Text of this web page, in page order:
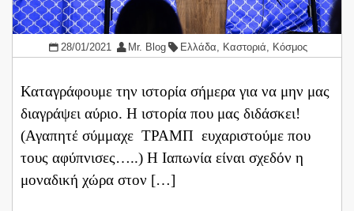
28/01/2021 Mr. Blog Ελλάδα Καστοριά Κόσμος
Καταγράφουμε την ιστορία σήμερα για να μην μας
διαγράψει αύριο. Η ιστορία που μας διδάσκει!
(Αγαπητέ σύμμαχε ΤΡΑΜΠ ευχαριστούμε που
τους αφύπνισες…..) Η Ιαπωνία είναι σχεδόν η
μοναδική χώρα στον […]